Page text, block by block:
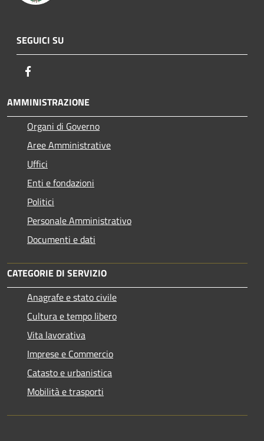
SEGUICI SU
AMMINISTRAZIONE
Organi di Governo
Aree Amministrative
Uffici
Enti e fondazioni
Politici
Personale Amministrativo
Documenti e dati
CATEGORIE DI SERVIZIO
Anagrafe e stato civile
Cultura e tempo libero
Vita lavorativa
Imprese e Commercio
Catasto e urbanistica
Mobilità e trasporti